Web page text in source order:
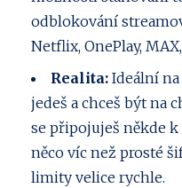
odblokování
Netflix, OnePlay,
Realita: Ideální
jedeš a chceš být na
se připojuješ někde
něco víc než prosté
limity velice rychle.